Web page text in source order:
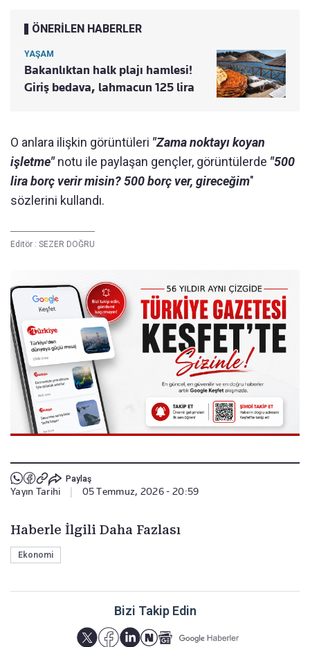
ÖNERİLEN HABERLER
YAŞAM
Bakanlıktan halk plajı hamlesi!
Giriş bedava, lahmacun 125 lira
O anlara ilişkin görüntüleri "Zama noktayı koyan
işletme"notu ile paylaşan gençler, görüntülerde "500
lira borç verir misin? 500 borç ver, gireceğim"
sözlerini kullandı.
Editör : SEZER DOĞRU
Paylaş
Yayın Tarihi | 05 Temmuz, 2026 - 20:59
Haberle İlgili Daha Fazlası
Ekonomi
Bizi Takip Edin